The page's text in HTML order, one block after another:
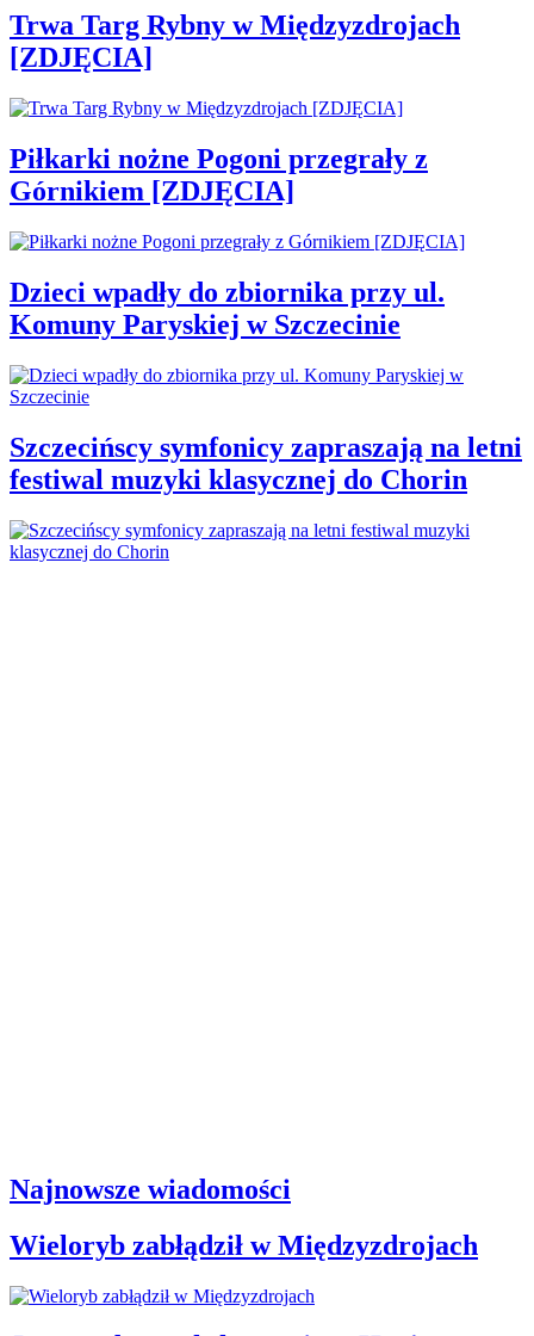
Trwa Targ Rybny w Międzyzdrojach
[ZDJĘCIA]
Piłkarki nożne Pogoni przegrały z
Górnikiem [ZDJĘCIA]
Dzieci wpadły do zbiornika przy ul.
Komuny Paryskiej w Szczecinie
Szczecińscy symfonicy zapraszają na letni
festiwal muzyki klasycznej do Chorin
Najnowsze wiadomości
Wieloryb zabłądził w Międzyzdrojach